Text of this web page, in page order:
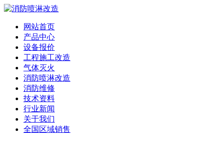
网站首页
产品中心
设备报价
工程施工改造
气体灭火
消防喷淋改造
消防维修
技术资料
行业新闻
关于我们
全国区域销售